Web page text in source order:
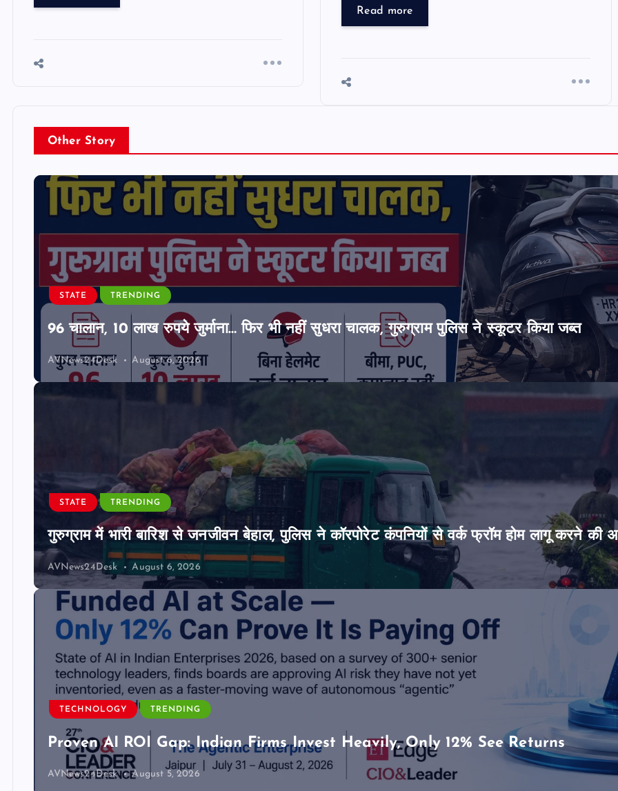
Read more
Other Story
STATE TRENDING
96 चालान, 10 लाख रुपये जुर्माना… फिर भी नहीं सुधरा चालक, गुरुग्राम पुलिस ने स्कूटर किया जब्त
AVNews24Desk August 6, 2026
STATE TRENDING
गुरुग्राम में भारी बारिश से जनजीवन बेहाल, पुलिस ने कॉरपोरेट कंपनियों से वर्क फ्रॉम होम लागू करने की
AVNews24Desk August 6, 2026
TECHNOLOGY TRENDING
Proven AI ROI Gap: Indian Firms Invest Heavily, Only 12% See Returns
AVNews24Desk August 5, 2026